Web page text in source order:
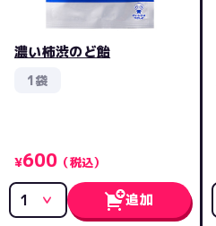
濃い柿渋のど飴
1袋
¥600 （税込）
追加